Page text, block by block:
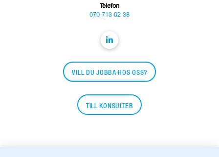
Telefon
070 713 02 38
VILL DU JOBBA HOS OSS?
TILL KONSULTER